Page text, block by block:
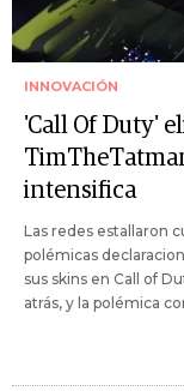
INNOVACIÓN
'Call Of Duty'
intensifica
Las redes estallaron
polémicas
sus skins en Call of
atrás, y la polémica